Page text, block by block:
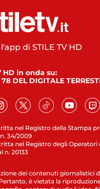
nel Registro della Stampa
34/2009
nel Registro degli
n. 20133
di STILE TV HD
HD in onda su:
DEL DIGITALE
dei contenuti giornalistici
è vietata la